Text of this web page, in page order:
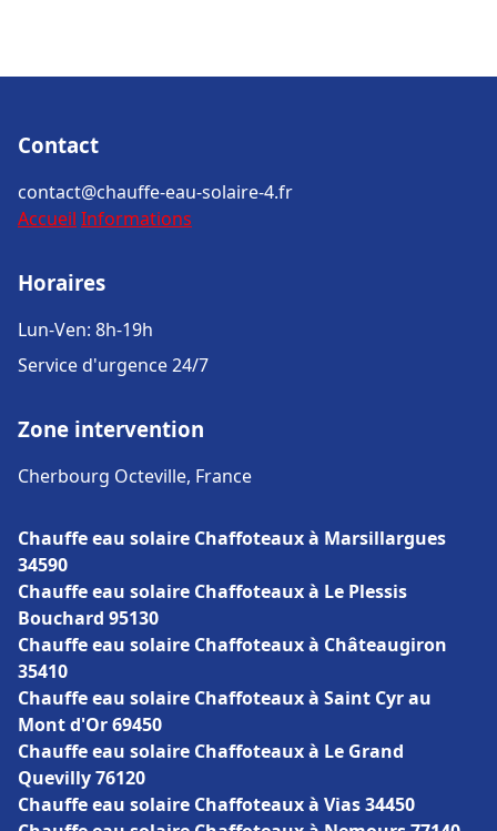
Contact
contact@chauffe-eau-solaire-4.fr
Accueil Informations
Horaires
Lun-Ven: 8h-19h
Service d'urgence 24/7
Zone intervention
Cherbourg Octeville, France
Chauffe eau solaire Chaffoteaux à Marsillargues
34590
Chauffe eau solaire Chaffoteaux à Le Plessis
Bouchard 95130
Chauffe eau solaire Chaffoteaux à Châteaugiron
35410
Chauffe eau solaire Chaffoteaux à Saint Cyr au
Mont d'Or 69450
Chauffe eau solaire Chaffoteaux à Le Grand
Quevilly 76120
Chauffe eau solaire Chaffoteaux à Vias 34450